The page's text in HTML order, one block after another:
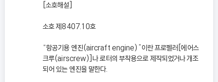
[소호해설]
소호 제8407.10호
“항공기용 엔진(aircraft engine)”이란 프로펠러[에어스
크루(airscrew)]나 로터의 부착용으로 제작되었거나 개조
되어 있는 엔진을 말한다.